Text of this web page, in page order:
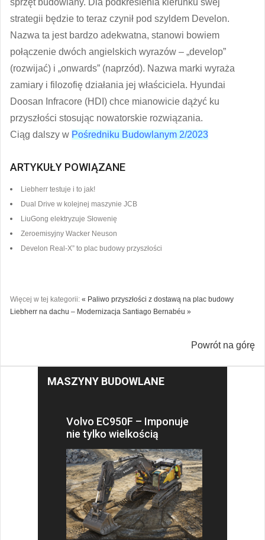
strategii będzie to teraz czynił pod szyldem Develon.
Nazwa ta jest bardzo adekwatna, stanowi bowiem
połączenie dwóch angielskich wyrazów – „develop”
(rozwijać) i „onwards” (naprzód). Nazwa marki wyraża
zamiary i filozofię działania jej właściciela. Hyundai
Doosan Infracore (HDI) chce mianowicie dążyć ku
przyszłości stosując nowatorskie rozwiązania.
Ciąg dalszy w Pośredniku Budowlanym 2/2023
ARTYKUŁY POWIĄZANE
Liebherr testuje i to jak!
Dual Drive w kolejnej maszynie JCB
LiuGong elektryzuje Słowenię
Zeroemisyjny Wacker Neuson
Develon Real-X” to plac budowy przyszłości
Więcej w tej kategorii: « Paliwo przyszłości z dostawą na plac budowy
Liebherr na dachu – Modernizacja Santiago Bernabéu »
Powrót na górę
MASZYNY BUDOWLANE
Volvo EC950F – Imponuje
nie tylko wielkością